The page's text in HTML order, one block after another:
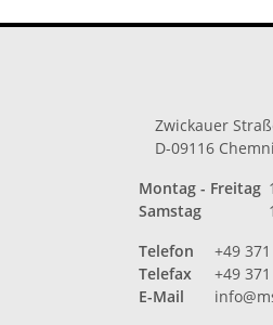
Zwickauer
D-09116
Montag - Freitag
Samstag
Telefon
+49
Telefax
+49
E-Mail